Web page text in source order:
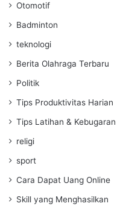
Otomotif
Badminton
teknologi
Berita Olahraga Terbaru
Politik
Tips Produktivitas Harian
Tips Latihan & Kebugaran
religi
sport
Cara Dapat Uang Online
Skill yang Menghasilkan